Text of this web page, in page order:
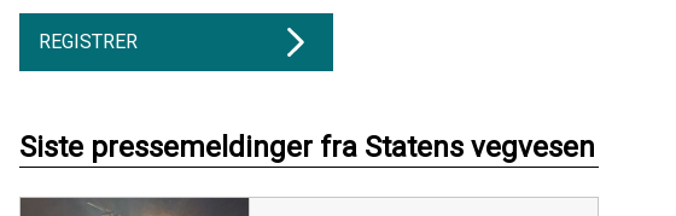
REGISTRER
Siste pressemeldinger fra Statens vegvesen